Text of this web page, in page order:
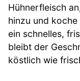
Hühnerfleisch
hinzu und
ein schnelles,
bleibt der
köstlich wie